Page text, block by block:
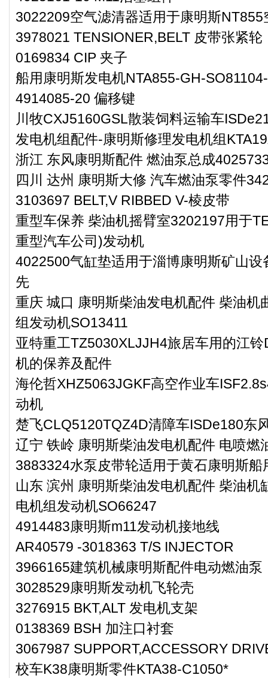
3022209空气滤清器适用于康明斯NT855
3978021 TENSIONER,BELT 皮带张紧轮
0169834 CIP 夹子
船用康明斯发电机NTA855-GH-SO81104-
4914085-20 偏移键
川牧CXJ5160GSL散装饲料运输车
发电机组配件-康明斯修理发电机组
浙江 东风康明斯配件 燃油泵总成
四川 达州 康明斯大修 汽车燃油泵零件
3103697 BELT,V RIBBED V-棱皮带
重型车保养 柴油机摇臂室3202197用于
重型汽车公司)发动机
4022500气缸垫适用于淄博康明斯矿山设
先
重庆 城口 康明斯柴油发电机配件 柴油机
组发动机SO13411
亚特重工TZ5030XLJJH4旅居车用的江
机的保养及配件
海伦哲XHZ5063JGKF高空作业车
动机
楚飞CLQ5120TQZ4D清障车ISDe180东
辽宁 铁岭 康明斯柴油发电机配件 电喷燃
3883324水泵皮带轮适用于黄石康明斯船
山东 滨州 康明斯柴油发电机配件 柴油机
电机组发动机SO66247
4914483康明斯m11发动机接地线
AR40579 -3018363 T/S INJECTOR
3966165建筑机械康明斯配件电动燃油泵
3028529康明斯发动机飞轮壳
3276915 BKT,ALT 发电机支架
0138369 BSH 加注口衬套
3067987 SUPPORT,ACCESSORY
校车K38康明斯零件KTA38-C1050*